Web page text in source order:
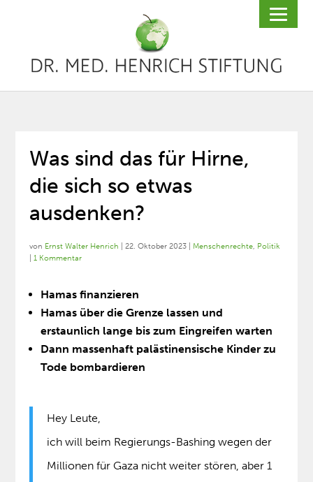
Was sind das für Hirne,
die sich so etwas
ausdenken?
von Ernst Walter Henrich |22. Oktober 2023 Menschenrechte, Politik
|1 Kommentar
Hamas finanzieren
Hamas über die Grenze lassen und
erstaunlich lange bis zum Eingreifen warten
Dann massenhaft palästinensische Kinder zu
Tode bombardieren
Hey Leute,
ich will beim Regierungs-Bashing wegen der
Millionen für Gaza nicht weiter stören, aber 1